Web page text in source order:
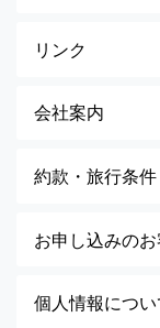
リンク
会社案内
約款・旅行条件
お申し込みの
個人情報につい